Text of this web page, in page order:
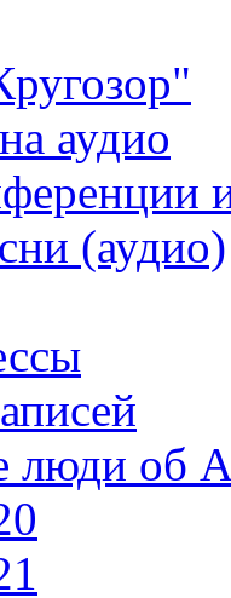
аудио
(аудио)
люди об